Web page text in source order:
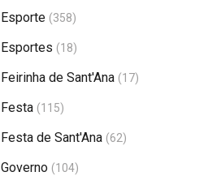
Esporte (358)
Esportes (18)
Feirinha de Sant'Ana (17)
Festa (115)
Festa de Sant'Ana (62)
Governo (104)